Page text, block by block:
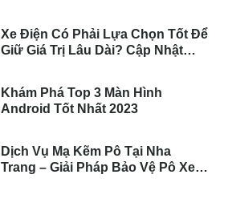
Xe Điện Có Phải Lựa Chọn Tốt Để
Giữ Giá Trị Lâu Dài? Cập Nhật
Khám Phá Top 3 Màn Hình
Android Tốt Nhất 2023
Dịch Vụ Mạ Kẽm Pô Tại Nha
Trang – Giải Pháp Bảo Vệ Pô Xe